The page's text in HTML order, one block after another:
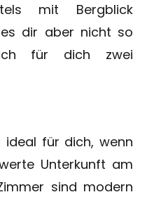
mit Bergblick
dir aber nicht so
für dich zwei
ideal für dich, wenn
Unterkunft am
sind modern